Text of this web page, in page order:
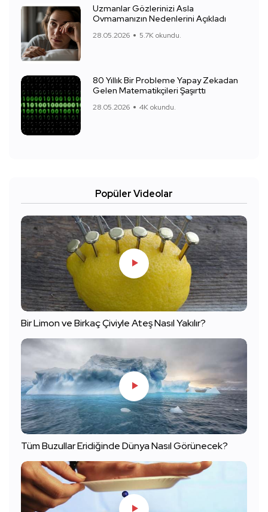
Uzmanlar Gözlerinizi Asla
Ovmamanızın Nedenlerini Açıkladı
28.05.2026 5.7K okundu.
80 Yıllık Bir Probleme Yapay Zekadan
Gelen Matematikçileri Şaşırttı
28.05.2026 4K okundu.
Popüler Videolar
Bir Limon ve Birkaç Çiviyle Ateş Nasıl Yakılır?
Tüm Buzullar Eridiğinde Dünya Nasıl Görünecek?